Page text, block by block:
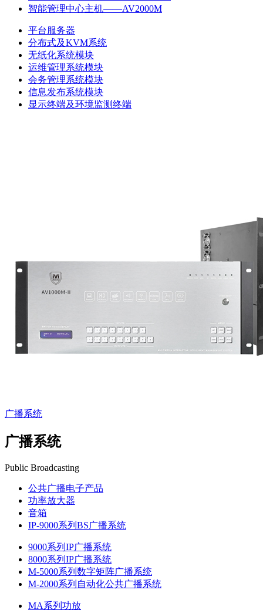
智能管理中心主机——AV2000M
平台服务器
分布式及KVM系统
无纸化系统模块
运维管理系统模块
会务管理系统模块
信息发布系统模块
显示终端及环境监测终端
广播系统
广播系统
Public Broadcasting
公共广播电子产品
功率放大器
音箱
IP-9000系列BS广播系统
9000系列IP广播系统
8000系列IP广播系统
M-5000系列数字矩阵广播系统
M-2000系列自动化公共广播系统
MA系列功放